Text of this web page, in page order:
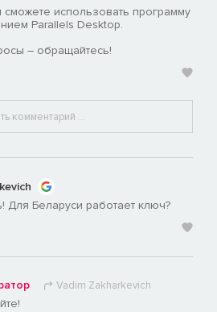
сможете использовать программу
Parallels Desktop.
– обращайтесь!
Для Беларуси работает ключ?
Vadim Zakharkevich